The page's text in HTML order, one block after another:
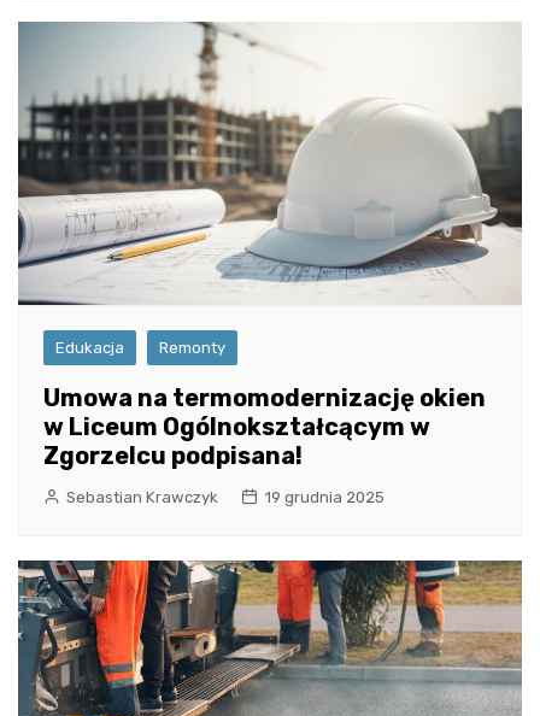
Edukacja Remonty
Umowa na termomodernizację okien
w Liceum Ogólnokształcącym w
Zgorzelcu podpisana!
Sebastian Krawczyk 19 grudnia 2025